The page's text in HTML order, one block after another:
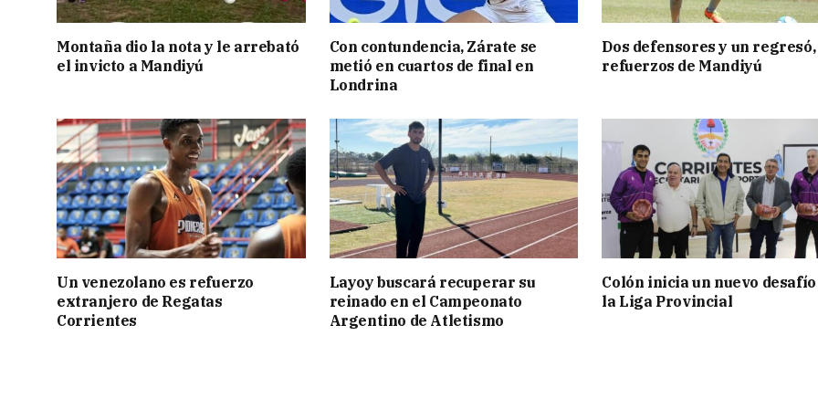
Montaña dio la nota y le arrebató
el invicto a Mandiyú
Con contundencia, Zárate se
metió en cuartos de final en
Londrina
Dos defensores y un regresó,
refuerzos de Mandiyú
Un venezolano es refuerzo
extranjero de Regatas
Corrientes
Layoy buscará recuperar su
reinado en el Campeonato
Argentino de Atletismo
Colón inicia un nuevo
la Liga Provincial